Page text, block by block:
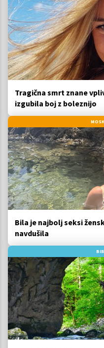
Tragična smrt znane
izgubila boj z boleznijo
Bila je najbolj seksi
navdušila